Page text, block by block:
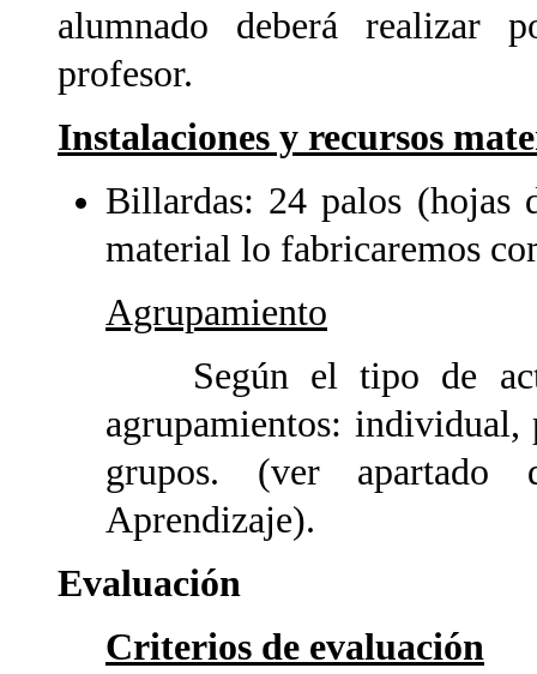
alumnado deberá realizar
profesor.
Instalaciones y recursos
Billardas: 24 palos (hojas
material lo fabricaremos
Agrupamiento
Según el tipo de
agrupamientos: individual,
grupos. (ver apartado
Aprendizaje).
Evaluación
Criterios de evaluación